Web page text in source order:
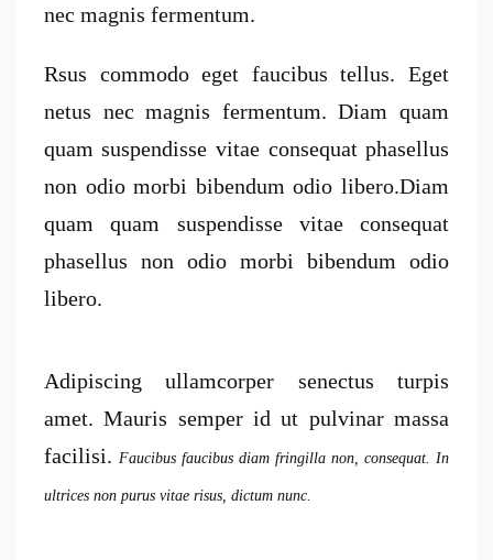
nec magnis fermentum.
Rsus commodo eget faucibus tellus. Eget
netus nec magnis fermentum. Diam quam
quam suspendisse vitae consequat phasellus
non odio morbi bibendum odio libero.Diam
quam quam suspendisse vitae consequat
phasellus non odio morbi bibendum odio
libero.
Adipiscing ullamcorper senectus turpis
amet. Mauris semper id ut pulvinar massa
facilisi. Faucibus faucibus diam fringilla non, consequat. In
ultrices non purus vitae risus, dictum nunc.